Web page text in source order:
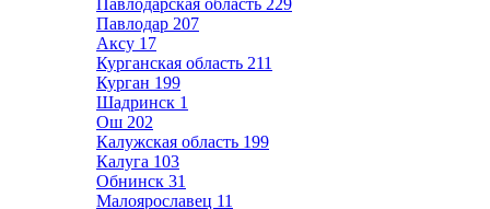
Павлодарская область 229
Павлодар 207
Аксу 17
Курганская область 211
Курган 199
Шадринск 1
Ош 202
Калужская область 199
Калуга 103
Обнинск 31
Малоярославец 11